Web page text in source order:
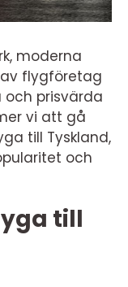
moderna
flygföretag
prisvärda
vi att gå
till Tyskland,
och
till